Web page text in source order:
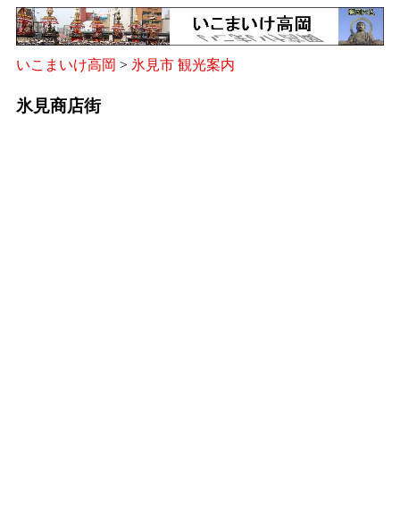
いこまいけ高岡 > 氷見市 観光案内
氷見商店街